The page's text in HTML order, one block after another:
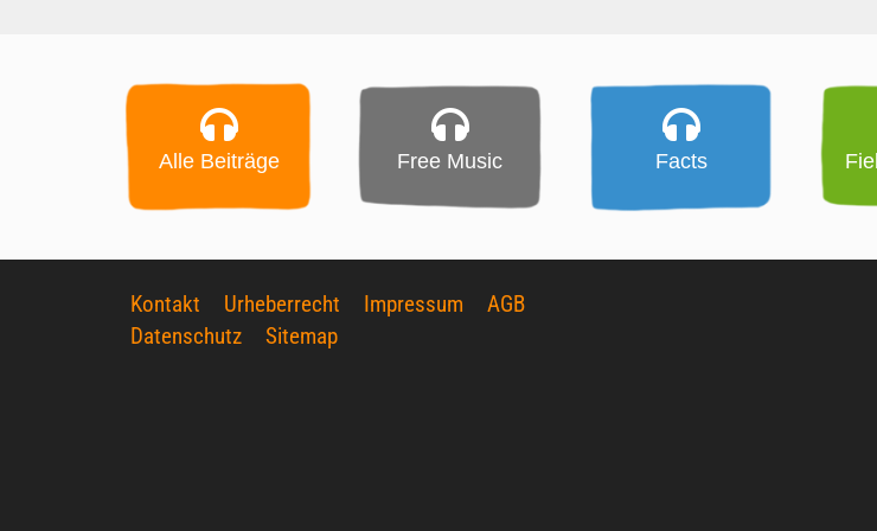
Alle Beiträge Free Music Facts
Kontakt Urheberrecht Impressum
AGB
Datenschutz
Sitemap